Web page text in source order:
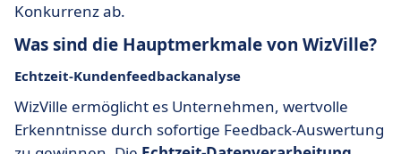
Konkurrenz ab.
Was sind die Hauptmerkmale von WizVille?
Echtzeit-Kundenfeedbackanalyse
WizVille ermöglicht es Unternehmen, wertvolle
Erkenntnisse durch sofortige Feedback-Auswertung